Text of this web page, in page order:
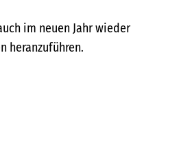
im neuen Jahr wieder
heranzuführen.